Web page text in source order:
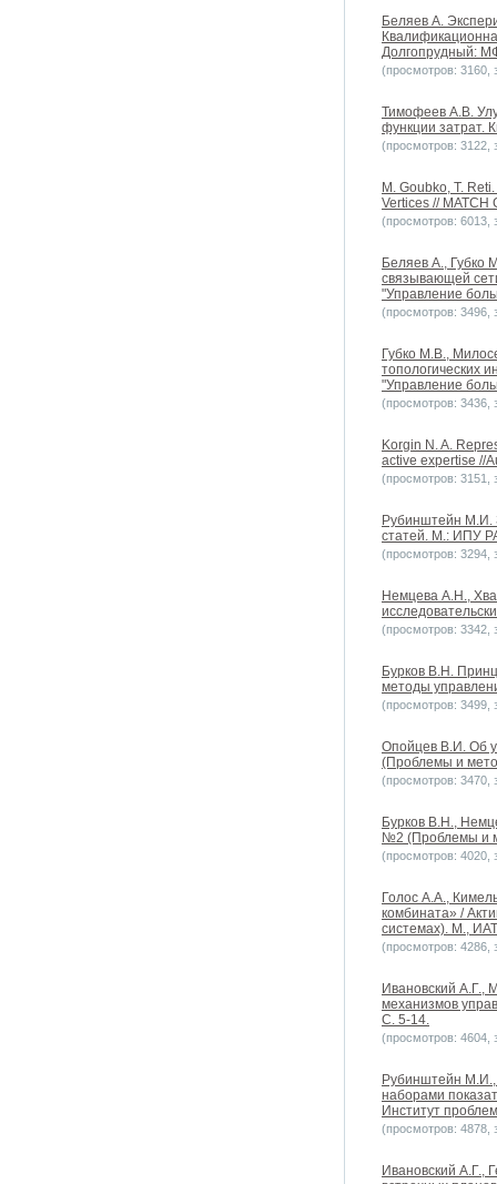
Беляев А.
Долгопрудный:
(просмотров: 3160,
Тимофеев А.В.
функции затрат.
(просмотров: 3122,
M. Goubko, T.
Vertices // MATCH
(просмотров: 6013,
Беляев А., Губко
связывающей
"Управление
(просмотров: 3496,
Губко М.В.,
топологических
"Управление
(просмотров: 3436,
Korgin N. A.
active expertise //
(просмотров: 3151,
Рубинштейн М.И.
статей. М.: ИПУ
(просмотров: 3294,
Немцева А.Н.,
(просмотров: 3342,
Бурков В.Н.
методы
(просмотров: 3499,
Опойцев В.И. Об
(Проблемы и
(просмотров: 3470,
Бурков В.Н.,
№2 (Проблемы и
(просмотров: 4020,
Голос А.А.,
комбината» /
системах). М.,
(просмотров: 4286,
Ивановский А.Г.,
механизмов
С. 5-14.
(просмотров: 4604,
Рубинштейн
наборами
Институт
(просмотров: 4878,
Ивановский А.Г.,